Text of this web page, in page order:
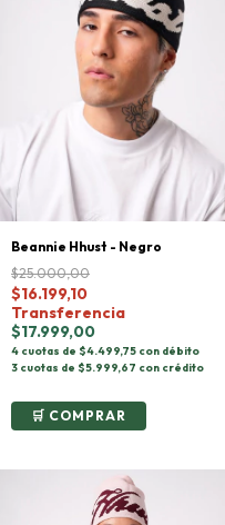
Beannie Hhust - Negro
$25.000,00
$16.199,10
Transferencia
$17.999,00
4 cuotas de $4.499,75 con débito
3 cuotas de $5.999,67 con crédito
COMPRAR